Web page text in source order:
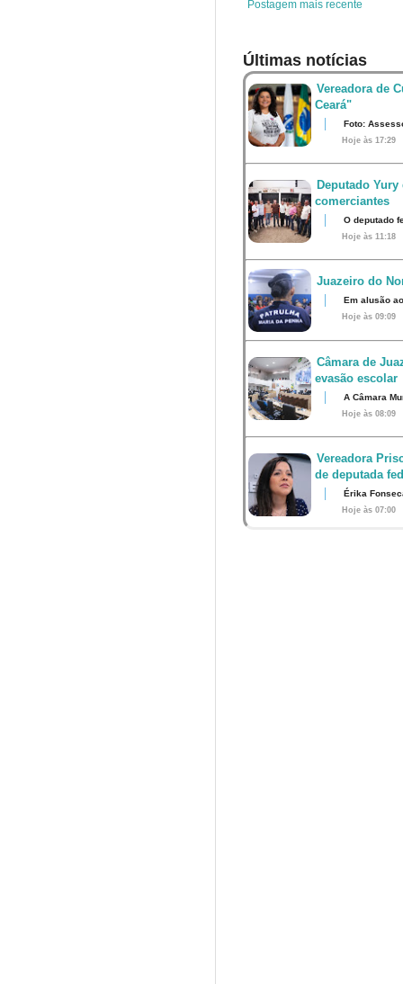
Postagem mais recente
Últimas notícias
Vereadora de
Ceará"
Foto:
Hoje às 17:29
Deputado
comerciantes
O deputado
Hoje às 11:18
Juazeiro do
Em alusão
Hoje às 09:09
Câmara de
evasão escolar
A Câmara
Hoje às 08:09
Vereadora
de deputada
Érika
Hoje às 07:00